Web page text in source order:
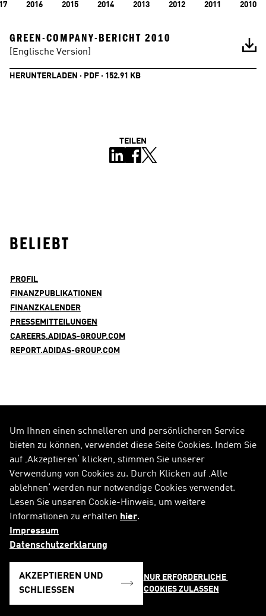
2016 2015 2014 2013 2012 2011 2010
GREEN-COMPANY-BERICHT 2010
[Englische Version]
HERUNTERLADEN · PDF · 152.91 KB
TEILEN
BELIEBT
PROFIL
FINANZPUBLIKATIONEN
FINANZKALENDER
PRESSEMITTEILUNGEN
CAREERS.ADIDAS-GROUP.COM
REPORT.ADIDAS-GROUP.COM
FOLGE UNS AUF
Alle Social Media Kanäle
Sitemap
Impressum
Deutsch
Um Ihnen einen schnelleren und persönlicheren Service
bieten zu können, verwendet diese Seite Cookies. Indem Sie
auf ‚Akzeptieren‘ klicken, stimmen Sie unserer
Verwendung von Cookies zu. Durch Klicken auf ‚Alle
ablehnen‘ werden nur notwendige Cookies verwendet.
Lesen Sie unseren Cookie-Hinweis, um weitere
Informationen zu erhalten hier.
Impressum
Datenschutzerklarung
AKZEPTIEREN UND
SCHLIESSEN
NUR ERFORDERLICHE
COOKIES ZULASSEN